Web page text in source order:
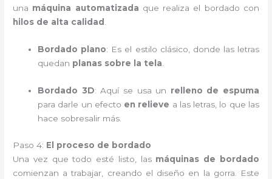
una máquina automatizada que realiza el bordado con
hilos de alta calidad
Bordado plano: Es el estilo clásico, donde las letras
quedan planas sobre la tela
Bordado 3D: Aquí se usa un relleno de espuma
para darle un efecto en relieve a las letras, lo que las
hace sobresalir más.
Paso 4: El proceso de bordado
Una vez que todo esté listo, las máquinas de bordado
comienzan a trabajar, creando el diseño en la gorra. Este